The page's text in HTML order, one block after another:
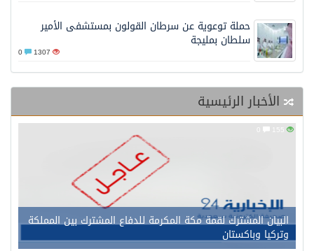
حملة توعوية عن سرطان القولون بمستشفى الأمير
سلطان بمليجة
1307
الأخبار الرئيسية
البيان المشترك لقمة مكة المكرمة للدفاع المشترك بين المملكة
وتركيا وباكستان